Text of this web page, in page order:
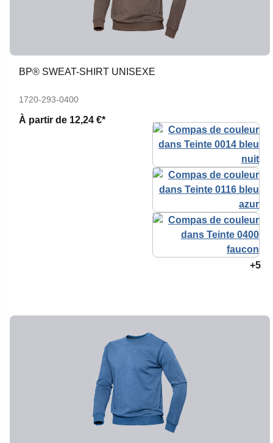
BP® SWEAT-SHIRT UNISEXE
1720-293-0400
À partir de 12,24 €*
+5